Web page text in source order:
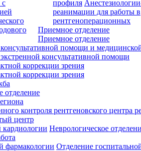
с
профиля
реанимации для работы в
рентгеноперационных
Приемное отделение
Приемное отделение
помощи и
консультативной помощи
коррекции зрения
коррекции зрения
отделение
контроля рентгеновского центра
центр
Неврологическое
фармакологии Отделение